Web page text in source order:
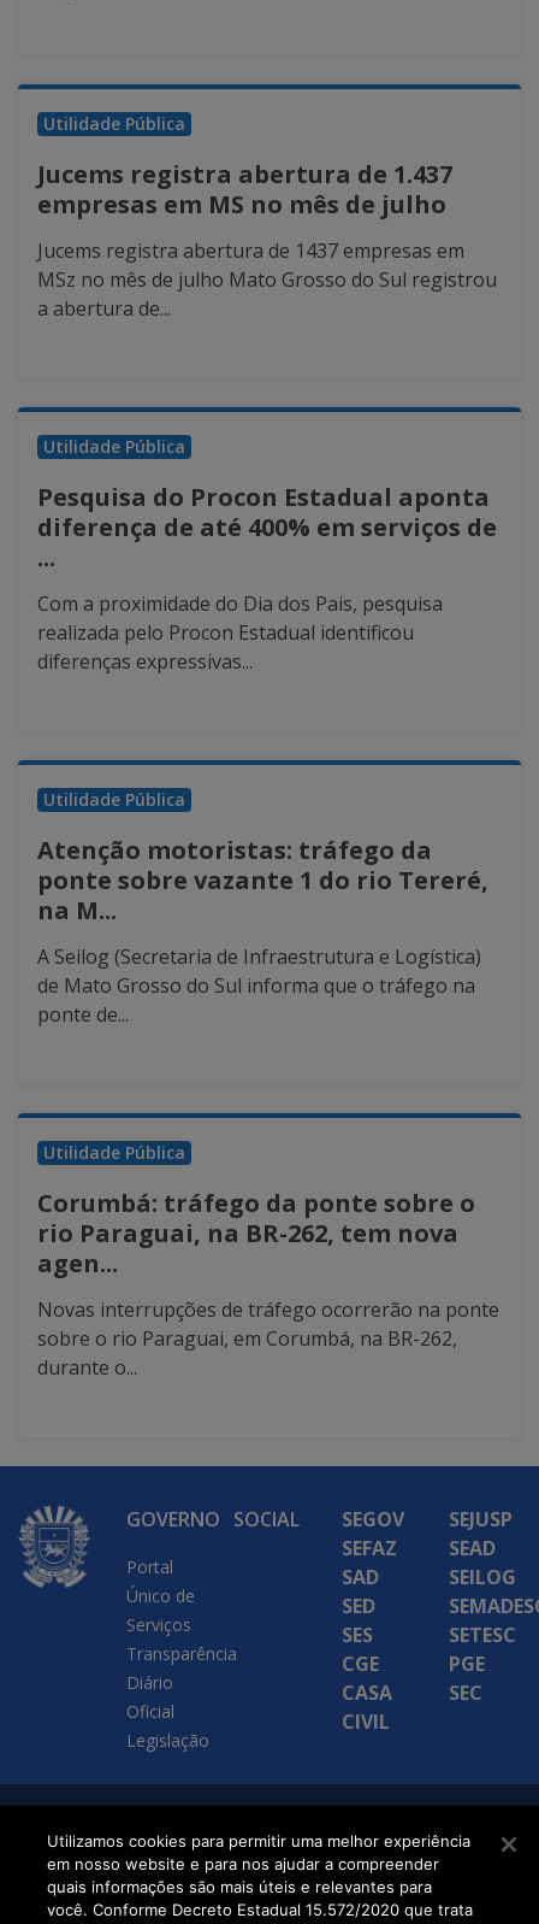
Utilidade Pública
Jucems registra abertura de 1.437
empresas em MS no mês de julho
Jucems registra abertura de 1437 empresas em
MSz no mês de julho Mato Grosso do Sul registrou
a abertura de...
Utilidade Pública
Pesquisa do Procon Estadual aponta
diferença de até 400% em serviços de
...
Com a proximidade do Dia dos Pais, pesquisa
realizada pelo Procon Estadual identificou
diferenças expressivas...
Utilidade Pública
Atenção motoristas: tráfego da
ponte sobre vazante 1 do rio Tereré,
na M...
A Seilog (Secretaria de Infraestrutura e Logística)
de Mato Grosso do Sul informa que o tráfego na
ponte de...
Utilidade Pública
Corumbá: tráfego da ponte sobre o
rio Paraguai, na BR-262, tem nova
agen...
Novas interrupções de tráfego ocorrerão na ponte
sobre o rio Paraguai, em Corumbá, na BR-262,
durante o...
GOVERNO
Portal
Único de
Serviços
Transparência
Diário
Oficial
Legislação
SOCIAL
SEGOV
SEFAZ
SAD
SED
SES
CGE
CASA
CIVIL
SEJUSP
SEAD
SEILOG
SETESC
PGE
SEC
SETDIG | Secretaria-
Executiva de
Transformação Digital
Utilizamos cookies para permitir uma melhor experiência
em nosso website e para nos ajudar a compreender
quais informações são mais úteis e relevantes para
você. Conforme Decreto Estadual 15.572/2020 que trata